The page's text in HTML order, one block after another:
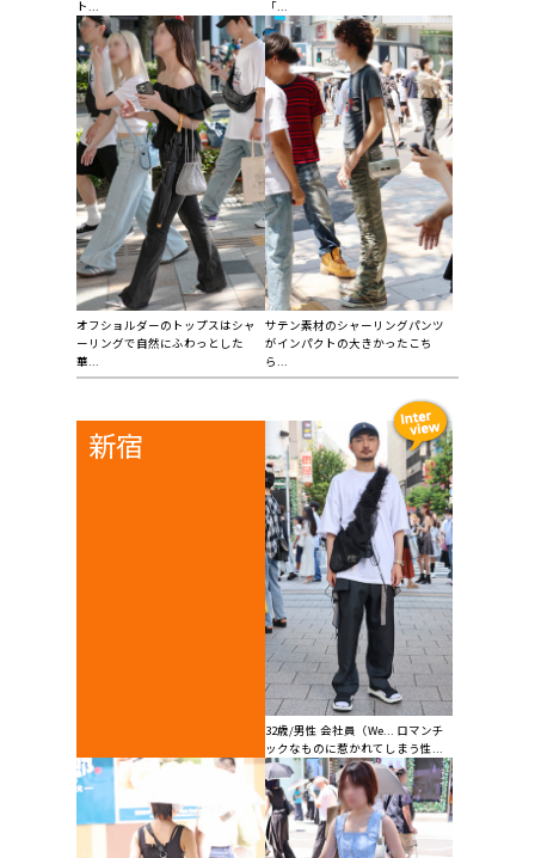
ト... 「...
オフショルダーのトップスはシャ
ーリングで自然にふわっとした
華...
サテン素材のシャーリングパンツ
がインパクトの大きかったこち
ら...
新宿
32歳/男性 会社員（We... ロマンチ
ックなものに惹かれてしまう性...